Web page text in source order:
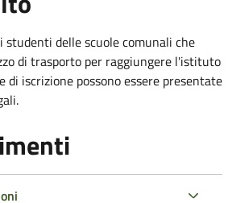
studenti delle scuole comunali che
di trasporto per raggiungere l'istituto
di iscrizione possono essere presentate